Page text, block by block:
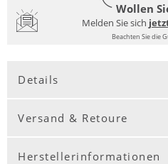
Wollen
Melden Sie sich
Beachten Sie die
Details
Versand & Retoure
Herstellerinformationen